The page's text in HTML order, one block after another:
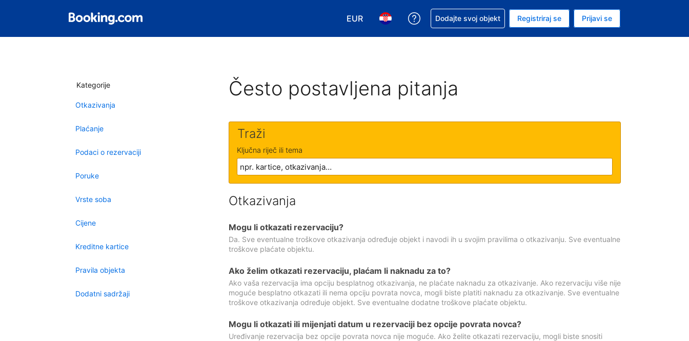
EUR
Odaberite valutu. Vaša je trenutačna valuta EUR
Odaberite svoj jezik. Vaš je trenutačni jezik Hrvatskom
Zatražite pomoć sa svojom rezervacijom
Dodajte svoj objekt Registriraj se Prijavi se
Kategorije
Otkazivanja
Plaćanje
Podaci o rezervaciji
Poruke
Vrste soba
Cijene
Kreditne kartice
Pravila objekta
Dodatni sadržaji
Često postavljena pitanja
Traži
Ključna riječ ili tema
Otkazivanja
Mogu li otkazati rezervaciju?
Da. Sve eventualne troškove otkazivanja određuje objekt i navodi ih u svojim pravilima o otkazivanju. Sve eventualne
troškove plaćate objektu.
Ako želim otkazati rezervaciju, plaćam li naknadu za to?
Ako vaša rezervacija ima opciju besplatnog otkazivanja, ne plaćate naknadu za otkazivanje. Ako rezervaciju više nije
moguće besplatno otkazati ili nema opciju povrata novca, mogli biste platiti naknadu za otkazivanje. Sve eventualne
troškove otkazivanja određuje objekt. Sve eventualne dodatne troškove plaćate objektu.
Mogu li otkazati ili mijenjati datum u rezervaciji bez opcije povrata novca?
Uređivanje rezervacija bez opcije povrata novca nije moguće. Ako želite otkazati rezervaciju, mogli biste snositi